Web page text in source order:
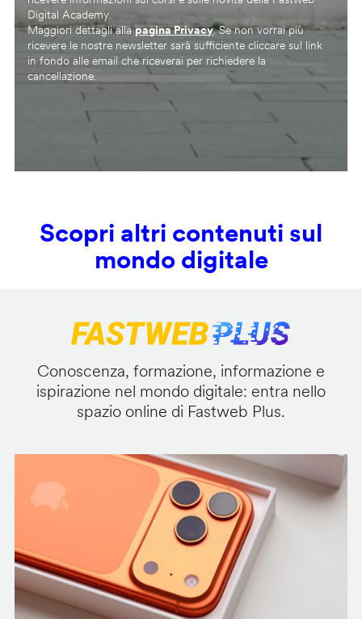
Digital Academy.
Maggiori dettagli allapagina Privacy. Se non vorrai più
ricevere le nostre newsletter sarà sufficiente cliccare sul link
in fondo alle email che riceverai per richiedere la
cancellazione.
Scopri altri contenuti sul
mondo digitale
Conoscenza, formazione, informazione e
ispirazione nel mondo digitale: entra nello
spazio online di Fastweb Plus.